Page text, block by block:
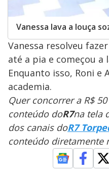
Vanessa lava a louça
Vanessa resolveu
até a pia e começou a
Enquanto isso, Roni e
academia.
Quer concorrer a R$
conteúdo doR7na tela
dos canais doR7
conteúdo diretamente